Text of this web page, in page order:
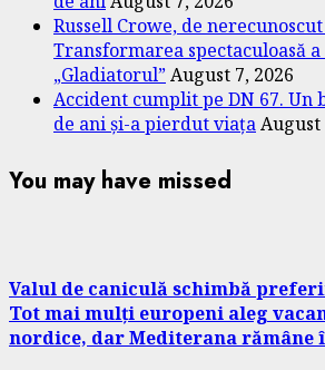
Russell Crowe, de
Transformarea spectaculoasă
„Gladiatorul”August 7, 2026
Accident cumplit pe DN 67. Un
de ani și-a pierdut viațaAugust
You may have missed
Valul de caniculă schimbă
Tot mai mulți europeni aleg
nordice, dar Mediterana rămâne